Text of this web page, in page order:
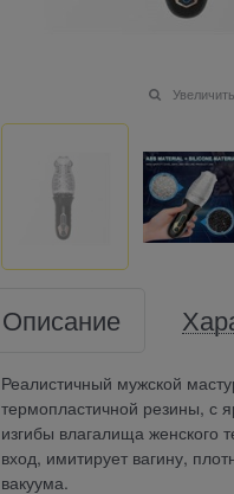
Увеличить
Описание
Реалистичный мужской
термопластичной резины, с
изгибы влагалища женского
вход, имитирует вагину,
вакуума.